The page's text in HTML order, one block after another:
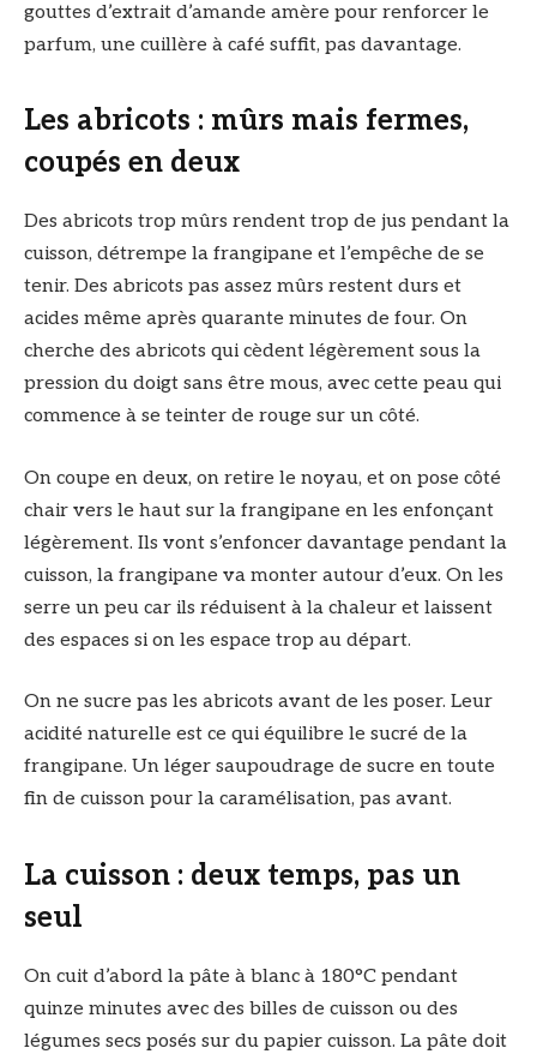
gouttes d’extrait d’amande amère pour renforcer le
parfum, une cuillère à café suffit, pas davantage.
Les abricots : mûrs mais fermes,
coupés en deux
Des abricots trop mûrs rendent trop de jus pendant la
cuisson, détrempe la frangipane et l’empêche de se
tenir. Des abricots pas assez mûrs restent durs et
acides même après quarante minutes de four. On
cherche des abricots qui cèdent légèrement sous la
pression du doigt sans être mous, avec cette peau qui
commence à se teinter de rouge sur un côté.
On coupe en deux, on retire le noyau, et on pose côté
chair vers le haut sur la frangipane en les enfonçant
légèrement. Ils vont s’enfoncer davantage pendant la
cuisson, la frangipane va monter autour d’eux. On les
serre un peu car ils réduisent à la chaleur et laissent
des espaces si on les espace trop au départ.
On ne sucre pas les abricots avant de les poser. Leur
acidité naturelle est ce qui équilibre le sucré de la
frangipane. Un léger saupoudrage de sucre en toute
fin de cuisson pour la caramélisation, pas avant.
La cuisson : deux temps, pas un
seul
On cuit d’abord la pâte à blanc à 180°C pendant
quinze minutes avec des billes de cuisson ou des
légumes secs posés sur du papier cuisson. La pâte doit